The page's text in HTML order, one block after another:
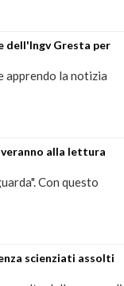
dell'Ingv Gresta per
apprendo la notizia
alla lettura
Con questo
scienziati assolti